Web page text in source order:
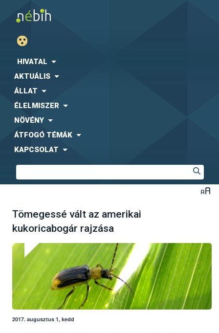
HIVATAL
AKTUÁLIS
ÁLLAT
ÉLELMISZER
NÖVÉNY
ÁTFOGÓ TÉMÁK
KAPCSOLAT
Tömegessé vált az amerikai
kukoricabogár rajzása
2017. augusztus 1, kedd